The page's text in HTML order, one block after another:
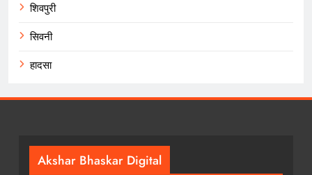
शिवपुरी
सिवनी
हादसा
Akshar Bhaskar Digital